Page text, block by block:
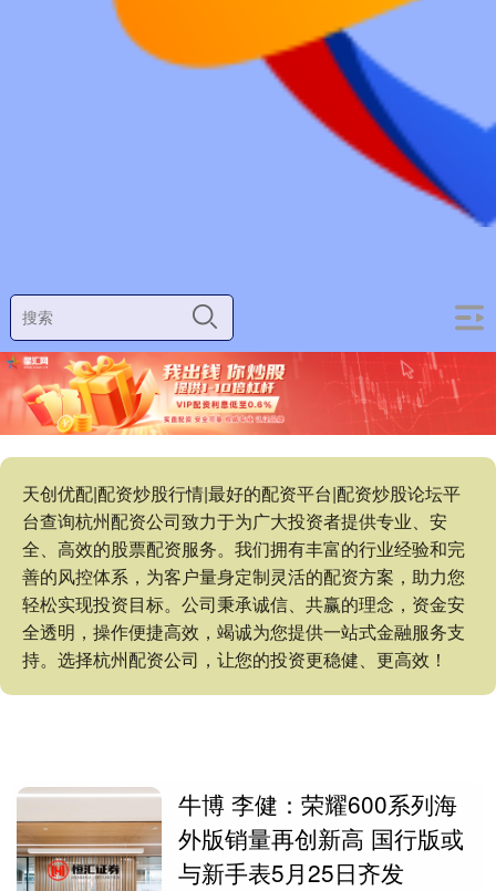
天创优配|配资炒股行情|最好的配资平台|配资炒股论坛平
台查询杭州配资公司致力于为广大投资者提供专业、安
全、高效的股票配资服务。我们拥有丰富的行业经验和完
善的风控体系，为客户量身定制灵活的配资方案，助力您
轻松实现投资目标。公司秉承诚信、共赢的理念，资金安
全透明，操作便捷高效，竭诚为您提供一站式金融服务支
持。选择杭州配资公司，让您的投资更稳健、更高效！
牛博 李健：荣耀600系列海
外版销量再创新高 国行版或
与新手表5月25日齐发